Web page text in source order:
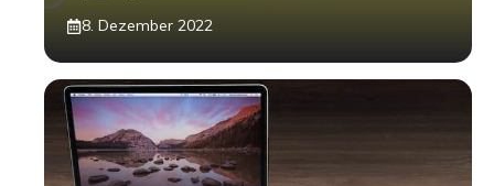
8. Dezember 2022